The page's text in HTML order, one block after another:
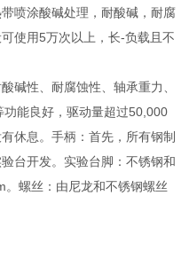
喷涂酸碱处理，耐酸碱，耐腐
使用5万次以上，长-负载且不
碱性、耐腐蚀性、轴承重力、
能良好，驱动量超过50,000
休息。手柄：首先，所有钢制
台开发。实验台脚：不锈钢和
螺丝：由尼龙和不锈钢螺丝